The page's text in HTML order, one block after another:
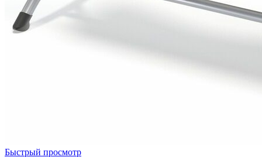
Быстрый просмотр